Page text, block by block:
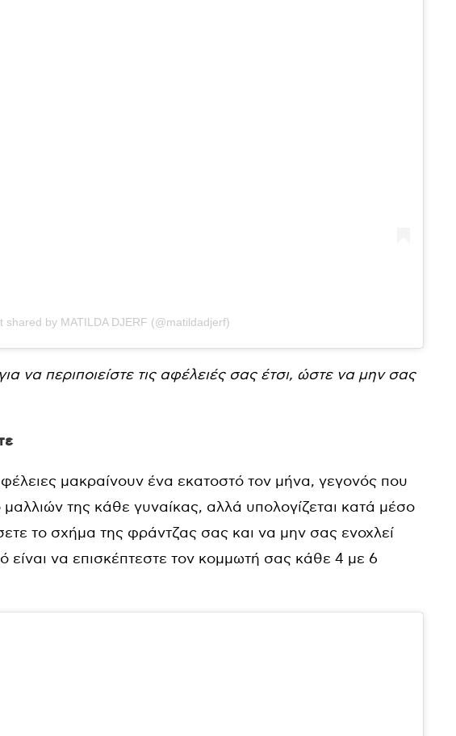
shared by MATILDA DJERF (@matildadjerf)
να περιποιείστε τις αφέλειές σας έτσι, ώστε να μην σας
μακραίνουν ένα εκατοστό τον μήνα, γεγονός που
της κάθε γυναίκας, αλλά υπολογίζεται κατά μέσο
το σχήμα της φράντζας σας και να μην σας ενοχλεί
είναι να επισκέπτεστε τον κομμωτή σας κάθε 4 με 6